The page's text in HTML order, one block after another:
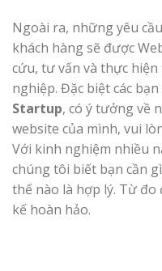
Ngoài ra, những yêu
khách hàng sẽ được
cứu, tư vấn và thực
nghiệp. Đặc biệt các bạn
Startup, có ý tưởng về
website của mình, vui
Với kinh nghiệm nhiều
chúng tôi biết bạn cần
thế nào là hợp lý. Từ
kế hoàn hảo.